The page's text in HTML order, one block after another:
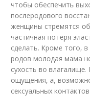
чтобы обеспечить
послеродового
женщины стремятся
частичная потеря
сделать. Кроме того,
родов молодая мама
сухость во
ощущения, а,
сексуальных